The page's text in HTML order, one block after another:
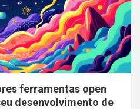
ferramentas open
desenvolvimento de